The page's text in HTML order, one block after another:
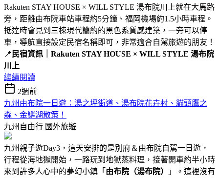
Rakuten STAY HOUSE × WILL STYLE 湯布院川上就在大馬路
旁，距離由布院車站車程約5分鐘、福岡機場約1.5小時車程。
抵達時會見到三棟現代簡約的黑色系質感建築，一旁可以停
車，導航直接設定民宿名稱即可，非常適合自駕旅遊的朋友！
📍 民宿資訊｜Rakuten STAY HOUSE × WILL STYLE 湯布院
川上
繼續閱讀
2週前
九州由布院一日遊：湯之坪街道、湯布院花卉村、貓頭鷹之
森、金鱗湖散策！
九州自由行 國外旅遊
九州親子遊Day3，這天安排的是別府＆由布院自駕一日遊，
行程從海地獄開始，一路玩到地獄蒸料理，接著開車約半小時
來到許多人心中的夢幻小鎮「 由布院（湯布院）
」。這裡沒有